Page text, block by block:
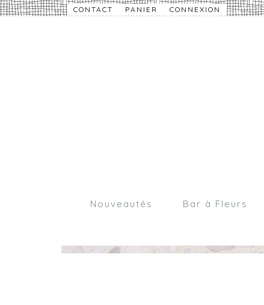
CONTACT PANIER CONNEXION
Nouveautés Bar à Fleurs